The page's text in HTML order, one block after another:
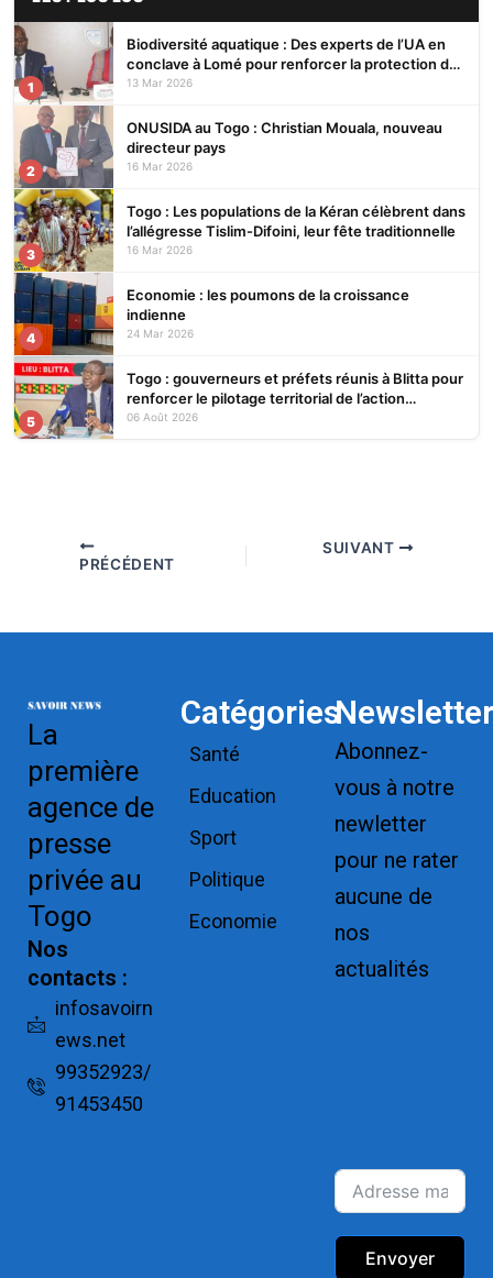
1
Biodiversité aquatique : Des experts de l’UA en
conclave à Lomé pour renforcer la protection des
écosystèmes
13 Mar 2026
2
ONUSIDA au Togo : Christian Mouala, nouveau
directeur pays
16 Mar 2026
3
Togo : Les populations de la Kéran célèbrent dans
l’allégresse Tislim-Difoini, leur fête traditionnelle
16 Mar 2026
4
Economie : les poumons de la croissance
indienne
24 Mar 2026
5
Togo : gouverneurs et préfets réunis à Blitta pour
renforcer le pilotage territorial de l’action
publique
06 Août 2026
PRÉCÉDENT
SUIVANT
La
première
agence de
presse
privée au
Togo
Nos
contacts :
infosavoirn
ews.net
99352923/
91453450
Catégories
Santé
Education
Sport
Politique
Economie
Newsletter
Abonnez-
vous à notre
newletter
pour ne rater
aucune de
nos
actualités
Envoyer